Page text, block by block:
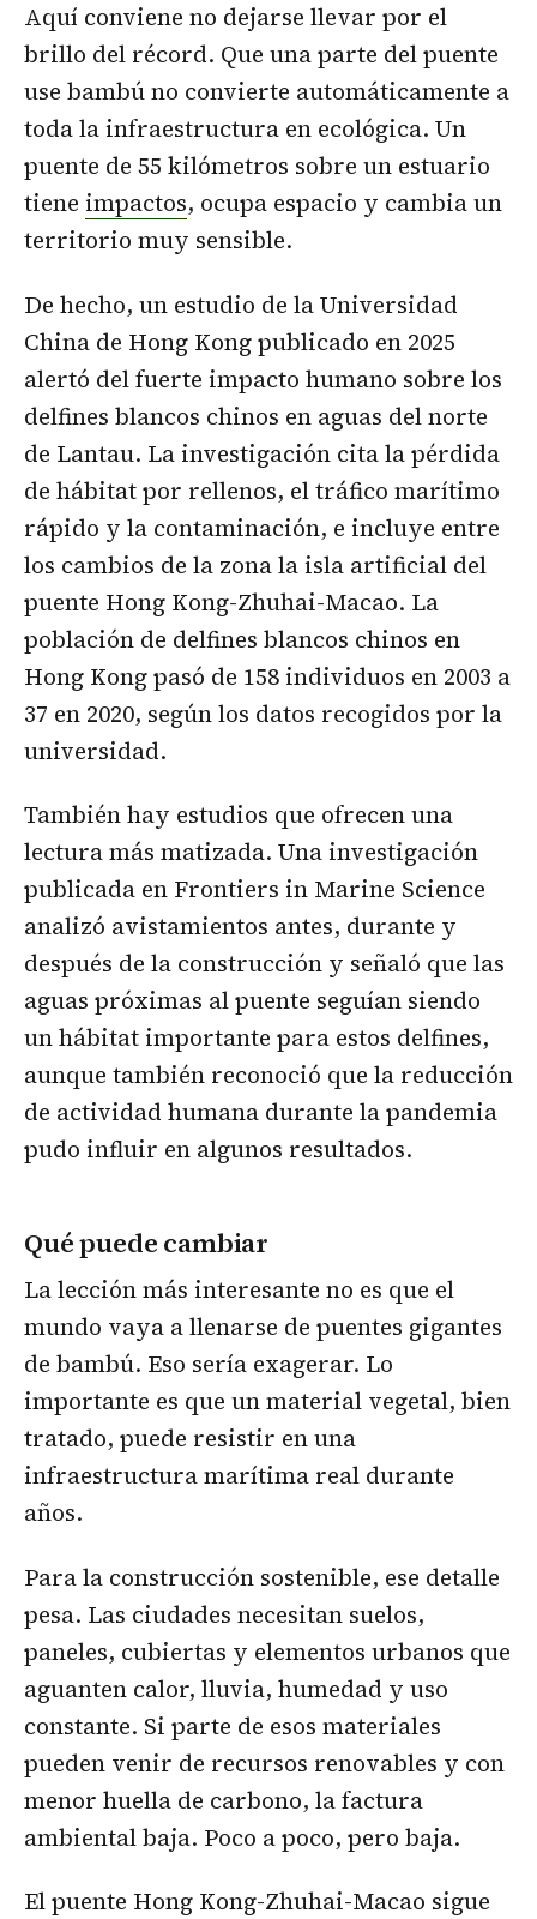
Aquí conviene no dejarse llevar por el
brillo del récord. Que una parte del puente
use bambú no convierte automáticamente a
toda la infraestructura en ecológica. Un
puente de 55 kilómetros sobre un estuario
tiene impactos, ocupa espacio y cambia un
territorio muy sensible.
De hecho, un estudio de la Universidad
China de Hong Kong publicado en 2025
alertó del fuerte impacto humano sobre los
delfines blancos chinos en aguas del norte
de Lantau. La investigación cita la pérdida
de hábitat por rellenos, el tráfico marítimo
rápido y la contaminación, e incluye entre
los cambios de la zona la isla artificial del
puente Hong Kong-Zhuhai-Macao. La
población de delfines blancos chinos en
Hong Kong pasó de 158 individuos en 2003 a
37 en 2020, según los datos recogidos por la
universidad.
También hay estudios que ofrecen una
lectura más matizada. Una investigación
publicada en Frontiers in Marine Science
analizó avistamientos antes, durante y
después de la construcción y señaló que las
aguas próximas al puente seguían siendo
un hábitat importante para estos delfines,
aunque también reconoció que la reducción
de actividad humana durante la pandemia
pudo influir en algunos resultados.
Qué puede cambiar
La lección más interesante no es que el
mundo vaya a llenarse de puentes gigantes
de bambú. Eso sería exagerar. Lo
importante es que un material vegetal, bien
tratado, puede resistir en una
infraestructura marítima real durante
años.
Para la construcción sostenible, ese detalle
pesa. Las ciudades necesitan suelos,
paneles, cubiertas y elementos urbanos que
aguanten calor, lluvia, humedad y uso
constante. Si parte de esos materiales
pueden venir de recursos renovables y con
menor huella de carbono, la factura
ambiental baja. Poco a poco, pero baja.
El puente Hong Kong-Zhuhai-Macao sigue